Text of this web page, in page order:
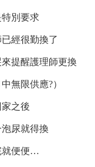
別要求
經很勤換了
提醒護理師更換
無限供應?）
之後
尿就得換
就便便…